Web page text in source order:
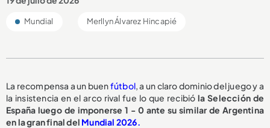
Mundial Merllyn Álvarez Hincapié
La recompensa a un buenfútbol, a un claro dominio del juego y a
la insistencia en el arco rival fue lo que recibióla Selección de
España luego de imponerse 1 - 0 ante su similar de Argentina
en la gran final del Mundial 2026.